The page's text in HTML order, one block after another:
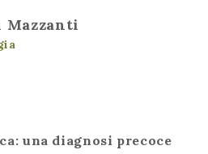
Mazzanti
una diagnosi precoce